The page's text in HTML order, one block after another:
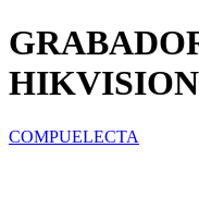
HIKVISION
COMPUELECTA